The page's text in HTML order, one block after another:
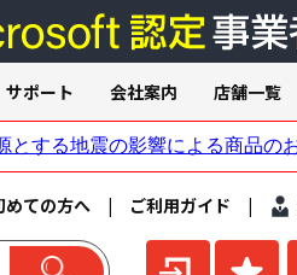
めての方へ | ご利用ガイド |
サポート 会社案内 店舗一覧